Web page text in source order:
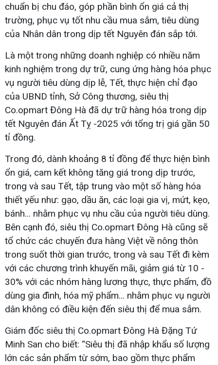
chuẩn bị chu đáo, góp phần bình ổn giá cả thị
trường, phục vụ tốt nhu cầu mua sắm, tiêu dùng
của Nhân dân trong dịp tết Nguyên đán sắp tới.
Là một trong những doanh nghiệp có nhiều năm
kinh nghiệm trong dự trữ, cung ứng hàng hóa phục
vụ người tiêu dùng dịp lễ, Tết, thực hiện chỉ đạo
của UBND tỉnh, Sở Công thương, siêu thị
Co.opmart Đông Hà đã dự trữ hàng hóa trong dịp
tết Nguyên đán Ất Tỵ -2025 với tổng trị giá gần 50
tỉ đồng.
Trong đó, dành khoảng 8 tỉ đồng để thực hiện bình
ổn giá, cam kết không tăng giá trong dịp trước,
trong và sau Tết, tập trung vào một số hàng hóa
thiết yếu như: gạo, dầu ăn, các loại gia vị, mứt, kẹo,
bánh... nhằm phục vụ nhu cầu của người tiêu dùng.
Bên cạnh đó, siêu thị Co.opmart Đông Hà cũng sẽ
tổ chức các chuyến đưa hàng Việt về nông thôn
trong suốt thời gian trước, trong và sau Tết đi kèm
với các chương trình khuyến mãi, giảm giá từ 10 -
30% với các nhóm hàng lương thực, thực phẩm, đồ
dùng gia đình, hóa mỹ phẩm... nhằm phục vụ người
dân không có điều kiện đến siêu thị để mua sắm.
Giám đốc siêu thị Co.opmart Đông Hà Đặng Tứ
Minh San cho biết: “Siêu thị đã nhập khẩu số lượng
lớn các sản phẩm từ sớm, bao gồm thực phẩm